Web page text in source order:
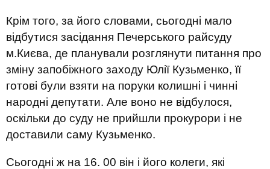
Крім того, за його словами, сьогодні мало
відбутися засідання Печерського райсуду
м.Києва, де планували розглянути питання про
зміну запобіжного заходу Юлії Кузьменко, її
готові були взяти на поруки колишні і чинні
народні депутати. Але воно не відбулося,
оскільки до суду не прийшли прокурори і не
доставили саму Кузьменко.
Сьогодні ж на 16. 00 він і його колеги, які